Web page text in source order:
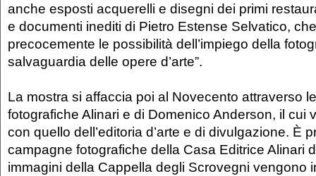
anche esposti acquerelli e disegni dei primi
e documenti inediti di Pietro Estense Selvatico,
precocemente le possibilità dell’impiego della
salvaguardia delle opere d’arte”.
La mostra si affaccia poi al Novecento attraverso
fotografiche Alinari e di Domenico Anderson, il cui
con quello dell’editoria d’arte e di divulgazione. È
campagne fotografiche della Casa Editrice Alinari
immagini della Cappella degli Scrovegni vengono